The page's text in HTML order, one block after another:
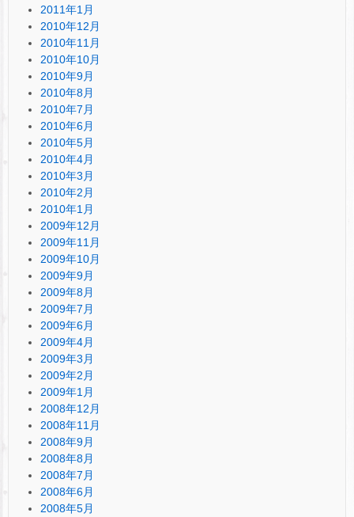
2011年1月
2010年12月
2010年11月
2010年10月
2010年9月
2010年8月
2010年7月
2010年6月
2010年5月
2010年4月
2010年3月
2010年2月
2010年1月
2009年12月
2009年11月
2009年10月
2009年9月
2009年8月
2009年7月
2009年6月
2009年4月
2009年3月
2009年2月
2009年1月
2008年12月
2008年11月
2008年9月
2008年8月
2008年7月
2008年6月
2008年5月